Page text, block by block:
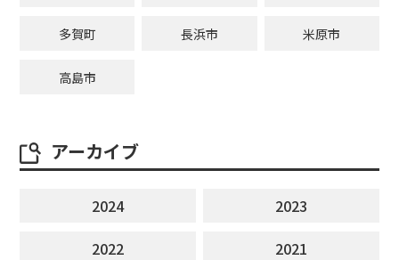
多賀町 長浜市 米原市
高島市
アーカイブ
2024
2023
2022
2021